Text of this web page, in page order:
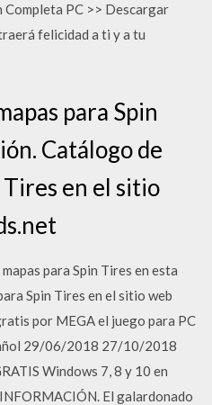
PC >> Descargar
felicidad a ti y a tu
para Spin
Catálogo de
en el sitio
para Spin Tires en esta
Spin Tires en el sitio web
por MEGA el juego para PC
29/06/2018 27/10/2018
Windows 7, 8 y 10 en
El galardonado